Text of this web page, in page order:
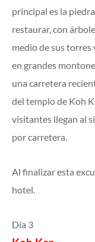
principal es la
restaurar, con
medio de sus torres
en grandes
una carretera
del templo de Koh
visitantes llegan al
por carretera.
Al finalizar esta
hotel.
Día 3